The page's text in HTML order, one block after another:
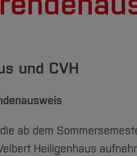
und CVH
ab dem
Heiligenhaus